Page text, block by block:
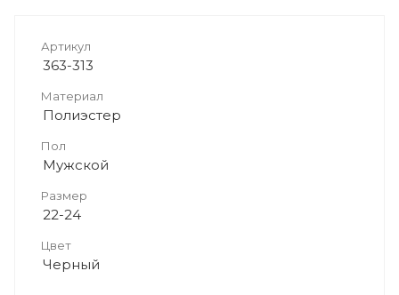
Артикул
363-313
Материал
Полиэстер
Пол
Мужской
Размер
22-24
Цвет
Черный